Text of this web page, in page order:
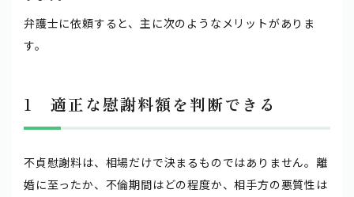
弁護士に依頼すると、主に次のようなメリットがありま
す。
1 適正な慰謝料額を判断できる
不貞慰謝料は、相場だけで決まるものではありません。離
婚に至ったか、不倫期間はどの程度か、相手方の悪質性は